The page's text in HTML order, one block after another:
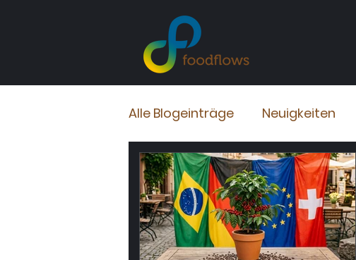
Alle Blogeinträge Neuigkeiten